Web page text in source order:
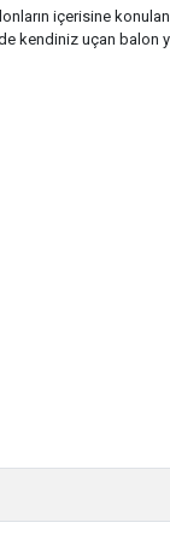
içerisine
kendiniz uçan balon